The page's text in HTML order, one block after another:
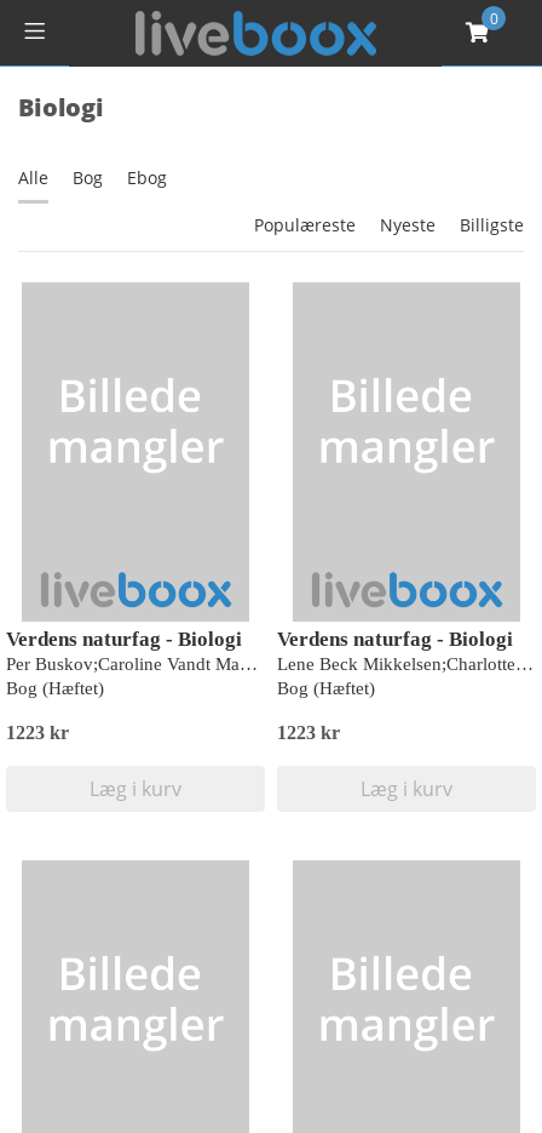
0
Biologi
Alle Bog Ebog
Populæreste Nyeste Billigste
Verdens naturfag - Biologi
Per Buskov;Caroline Vandt Madsen;Katrine Hulgard;Nina Troelsgaard Jensen;Troels Gollander;Niels Kjeldsen;Kaare Øster;Ove Pedersen
Bog (Hæftet)
1223 kr
Læg i kurv
Verdens naturfag - Biologi
Lene Beck Mikkelsen;Charlotte Lerche;Peer S. Daugbjerg;Bettina Brandt;Nina Troelsgaard Jensen;Troels Gollander;Kaare Øster;Niels Kjeldsen;Ove Pedersen
Bog (Hæftet)
1223 kr
Læg i kurv